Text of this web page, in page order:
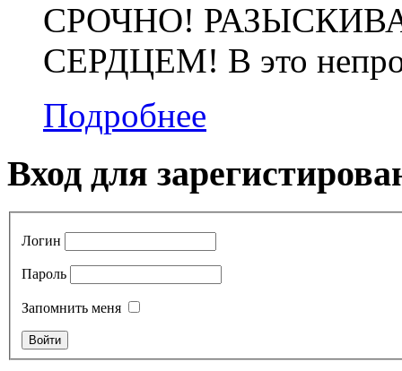
СРОЧНО!
СЕРДЦЕМ! В это
Подробнее
Вход для
Логин
Пароль
Запомнить меня